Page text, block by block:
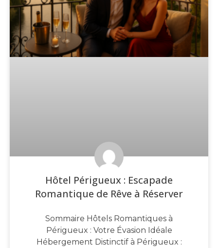
Hôtel Périgueux : Escapade
Romantique de Rêve à Réserver
Sommaire Hôtels Romantiques à
Périgueux : Votre Évasion Idéale
Hébergement Distinctif à Périgueux :